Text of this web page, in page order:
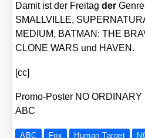
Damit ist der Frei­tagder
SMALLVILLE,
MEDIUM, BATMAN: THE
CLONE WARS und HAVEN.
[cc]
Pro­mo-Pos­ter NO
ABC
ABC Fox Human Target